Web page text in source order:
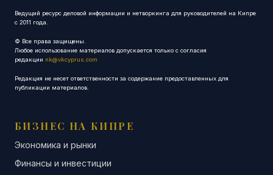
Ведущий ресурс деловой информации и нетворкинга для руководителей на Кипре
с 2011 года.
© Все права защищены.
Любое использование материалов допускается только с согласия
редакции nk@vkcyprus.com
Редакция не несет ответственности за содержание предоставленных для
публикации материалов.
БИЗНЕС НА КИПРЕ
Экономика и рынки
Финансы и инвестиции